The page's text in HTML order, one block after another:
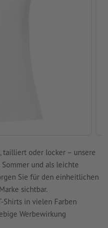
tailliert oder locker – unsere
und als leichte
Sie für den einheitlichen
sichtbar.
Shirts in vielen Farben
Werbewirkung